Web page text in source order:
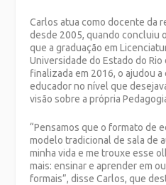
Carlos atua como docente da
desde 2005, quando concluiu
que a graduação em
Universidade do Estado do Rio
finalizada em 2016, o ajudou
educador no nível que
visão sobre a própria
“Pensamos que o formato de
modelo tradicional de sala de
minha vida e me trouxe esse
mais: ensinar e aprender em
formais”, disse Carlos, que